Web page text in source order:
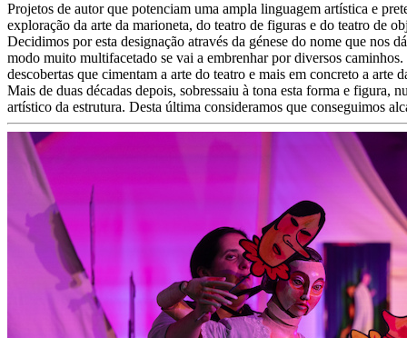
Projetos de autor que potenciam uma ampla linguagem artística e
exploração da arte da marioneta, do teatro de figuras e do teatro de
Decidimos por esta designação através da génese do nome que nos
modo muito multifacetado se vai a embrenhar por diversos
descobertas que cimentam a arte do teatro e mais em concreto a arte
Mais de duas décadas depois, sobressaiu à tona esta forma e figura,
artístico da estrutura. Desta última consideramos que conseguimos